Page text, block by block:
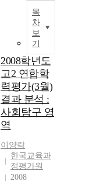
목
차
보
기
2008학년도
고2 연합학
력평가(3월)
결과 분석 :
사회탐구 영
역
이양락
한국교육과
정평가원
2008